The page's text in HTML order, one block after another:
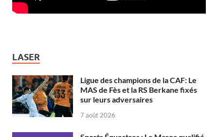
LASER
Ligue des champions de la CAF: Le
MAS de Fès et la RS Berkane fixés
sur leurs adversaires
7 août 2026